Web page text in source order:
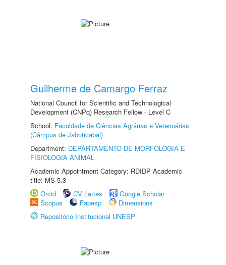
Guilherme de Camargo Ferraz
National Council for Scientific and Technological
Development (CNPq) Research Fellow - Level C
School: Faculdade de Ciências Agrárias e Veterinárias
(Câmpus de Jaboticabal)
Department: DEPARTAMENTO DE MORFOLOGIA E
FISIOLOGIA ANIMAL
Academic Appointment Category: RDIDP Academic
title: MS-5.3
Orcid
CV Lattes
Google Scholar
Scopus
Fapesp
Dimensions
Repositório Institucional UNESP